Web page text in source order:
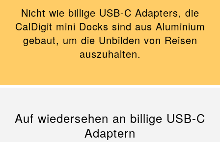
Nicht wie billige USB-C Adapters, die
CalDigit mini Docks sind aus Aluminium
gebaut, um die Unbilden von Reisen
auszuhalten.
Auf wiedersehen an billige USB-C
Adaptern